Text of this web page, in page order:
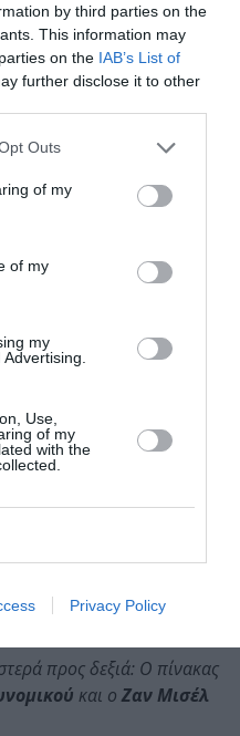
by third parties on the
This information may
on the IAB’s List of
further disclose it to other
Outs
of my
of my
my
Use,
of my
with the
Privacy Policy
συνήθιζαν να λένε
άντρας σε ένα δωμάτιο
ιδιαίτερα μοναχικό.
και έχοντας χάσει
φίλους του.
την οποία είχε
σταματήσει με αποτυχία.
κατάληξη. Την
1988
, η σύντροφός του
δόση σε ένα
Άντι Γουόρχολ, στην
του να απογειώνεται
τον κόσμο, με
που δημοπρατήθηκε
έργων όλων των
σε ιδιωτική συλλογή.
προς δεξιά: Ο πίνακας
και ο Ζαν Μισέλ